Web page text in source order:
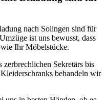
nach Solingen sind für
ist uns bewusst, dass
Ihr Möbelstücke.
zerbrechlichen Sekretärs bis
behandeln wir